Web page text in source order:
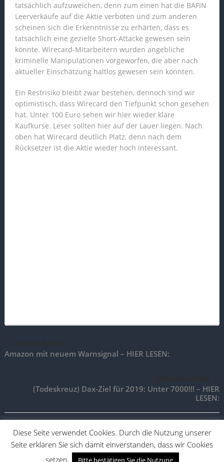
tatsächlich aufzuweichen, denn zum einen hat die BAFIN
Leerverkäufe auf die Aktie verboten und zum anderen
scheinen sich die Erkenntnisse zu erhärten, dass es
tatsächlich eine gezielte Short-Attacke gewesen sein
könnte. Wirecard-Mitarbeitern wurden angebliche
kriminelle Manipulationen vorgeworfen, die aber nach
aktueller Einschätzung haltlos gewesen sein könnten.
Ein Restrisiko bleibt zwar bestehen, dennoch sind wir
optimistisch, dass Wirecard den Tiefpunkt schon gesehen
hat. Unter 100 Euro sehen wir hier wieder klare
Kaufkurse. Leser sollten hier auf der Lauer liegen. Nach
oben hat Wirecard deutlich Platz, denn nach dem
Rücksetzer ist die Aktie wieder hoch interessant.
Amazon mit neuem Warnsignal – HIER LESEN:
(Todeskreuz) Dax-Ziel für 2019: Unter 7000!!! – HIER
LESEN:
TradingAktien.de |Impressum|Vertrag widerrufen|Vertrag
kündigen
Diese Seite verwendet Cookies. Durch die Nutzung unserer
Seite erklären Sie sich damit einverstanden, dass wir Cookies
setzen.
Bitte bestätigen Sie die Nutzung